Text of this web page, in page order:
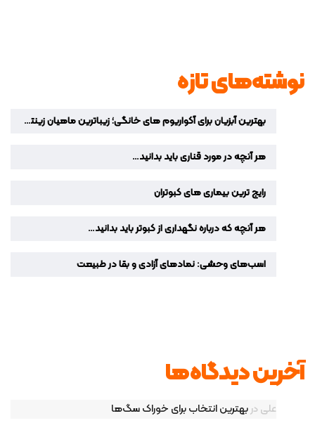
نوشته‌های تازه
بهترین آبزیان برای آکواریوم‌ های خانگی؛ زیباترین ماهیان زینتی برای دکوراسیون منزل
هر آنچه در مورد قناری باید بدانید…
رایج ترین بیماری های کبوتران
هر آنچه که درباره نگهداری از کبوتر باید بدانید…
اسب‌های وحشی: نمادهای آزادی و بقا در طبیعت
آخرین دیدگاه‌ها
علی دربهترین انتخاب برای خوراک سگ‌ها